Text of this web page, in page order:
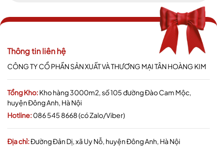
Thông tin liên hệ
CÔNG TY CỔ PHẦN SẢN XUẤT VÀ THƯƠNG MẠI TÂN HOÀNG KIM
Tổng Kho:Kho hàng 3000m2, số 105 đường Đào Cam Mộc,
huyện Đông Anh, Hà Nội
Hotline:086 545 8668 (có Zalo/Viber)
Địa chỉ:Đường Đản Dị, xã Uy Nỗ, huyện Đông Anh, Hà Nội